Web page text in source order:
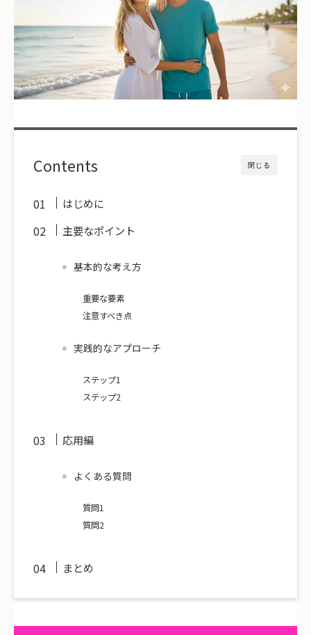
閉じる
Contents
はじめに
主要なポイント
基本的な考え方
重要な要素
注意すべき点
実践的なアプローチ
ステップ1
ステップ2
応用編
よくある質問
質問1
質問2
まとめ